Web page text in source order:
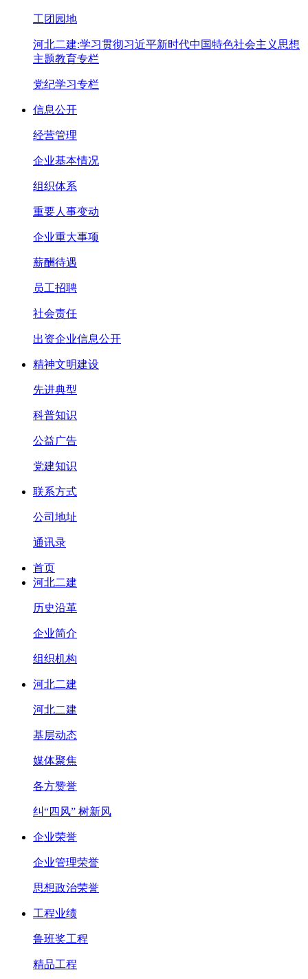
工团园地
河北二建:学习贯彻习近平新时代中国特色社会主义思想
主题教育专栏
党纪学习专栏
信息公开
经营管理
企业基本情况
组织体系
重要人事变动
企业重大事项
薪酬待遇
员工招聘
社会责任
出资企业信息公开
精神文明建设
先进典型
科普知识
公益广告
党建知识
联系方式
公司地址
通讯录
首页
河北二建
历史沿革
企业简介
组织机构
河北二建
河北二建
基层动态
媒体聚焦
各方赞誉
纠“四风” 树新风
企业荣誉
企业管理荣誉
思想政治荣誉
工程业绩
鲁班奖工程
精品工程